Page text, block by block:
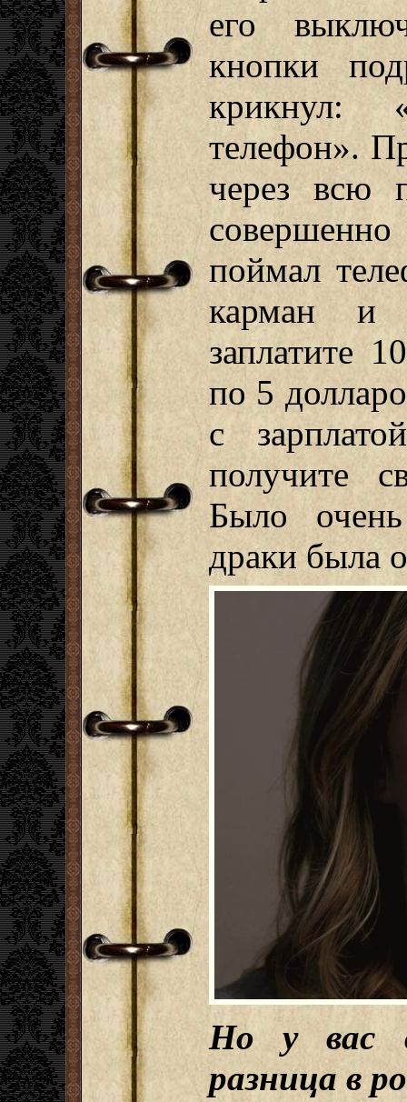
его
кнопки
крикнул:
телефон».
через всю
поймал
карман и
заплатите
по 5
с
получите
Было
драки была
Но у вас
разница в